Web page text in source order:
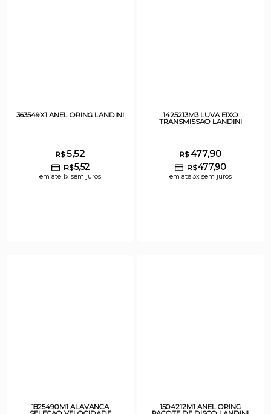
363549X1 ANEL ORING LANDINI
R$5,52
R$5,52
em até 1x sem juros
1425213M3 LUVA EIXO
TRANSMISSAO LANDINI
R$477,90
R$477,90
em até 3x sem juros
1825490M1 ALAVANCA 1504212M1 ANEL ORING